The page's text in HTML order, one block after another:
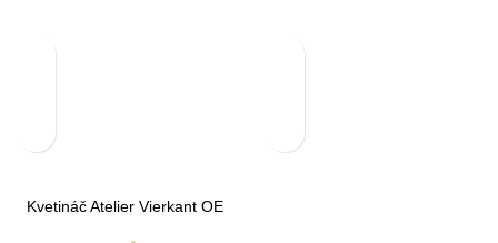
Kvetináč Atelier Vierkant OE